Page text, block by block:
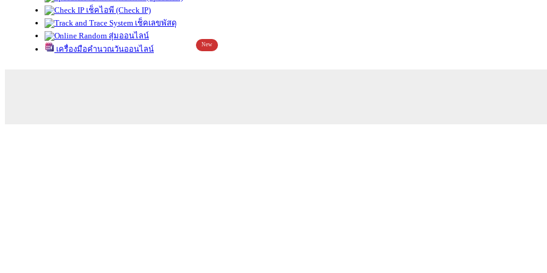
เช็คไอพี (Check IP)
เช็คเลขพัสดุ
สุ่มออนไลน์
เครื่องมือคำนวณวันออนไลน์
New